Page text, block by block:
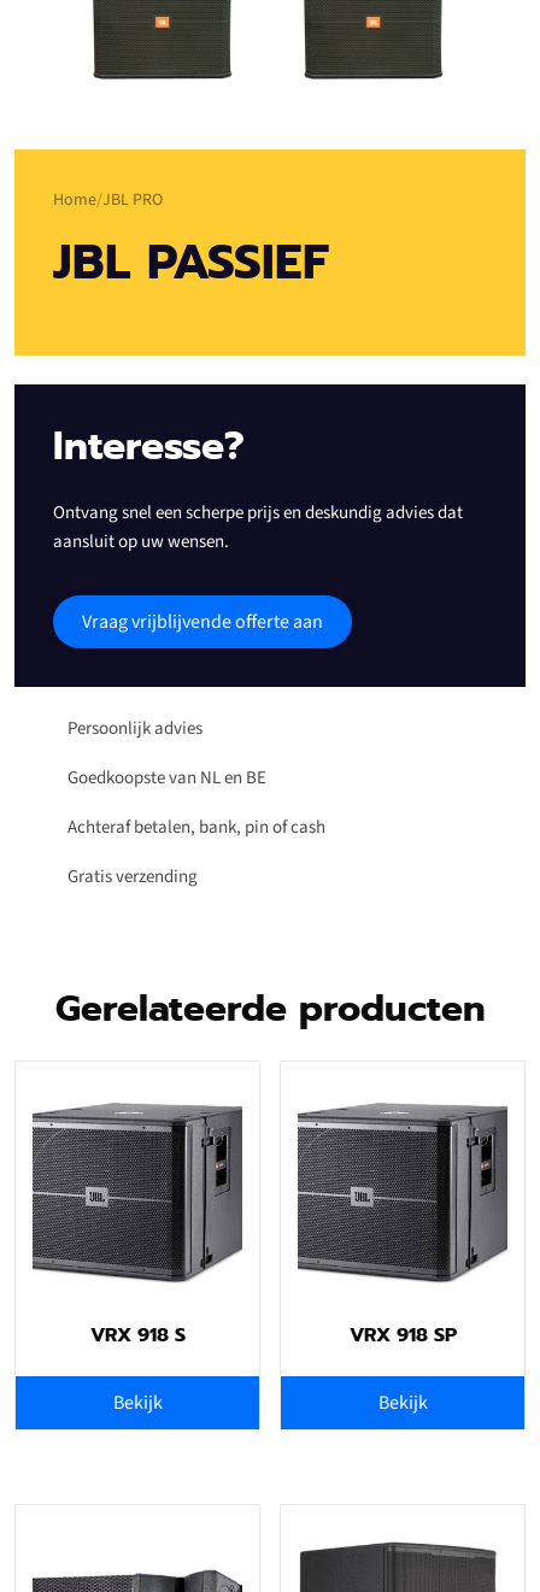
Home JBL PRO
JBL PASSIEF
Interesse?
Ontvang snel een scherpe prijs en deskundig advies dat
aansluit op uw wensen.
Vraag vrijblijvende offerte aan
Persoonlijk advies
Goedkoopste van NL en BE
Achteraf betalen, bank, pin of cash
Gratis verzending
Gerelateerde producten
VRX 918 S
Bekijk
VRX 918 SP
Bekijk